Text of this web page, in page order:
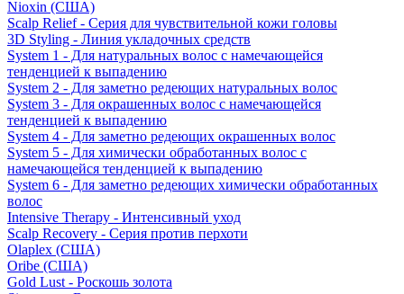
Nioxin (США)
Scalp Relief - Серия для чувствительной кожи головы
3D Styling - Линия укладочных средств
System 1 - Для натуральных волос с намечающейся
тенденцией к выпадению
System 2 - Для заметно редеющих натуральных волос
System 3 - Для окрашенных волос с намечающейся
тенденцией к выпадению
System 4 - Для заметно редеющих окрашенных волос
System 5 - Для химически обработанных волос с
намечающейся тенденцией к выпадению
System 6 - Для заметно редеющих химически обработанных
волос
Intensive Therapy - Интенсивный уход
Scalp Recovery - Серия против перхоти
Olaplex (США)
Oribe (США)
Gold Lust - Роскошь золота